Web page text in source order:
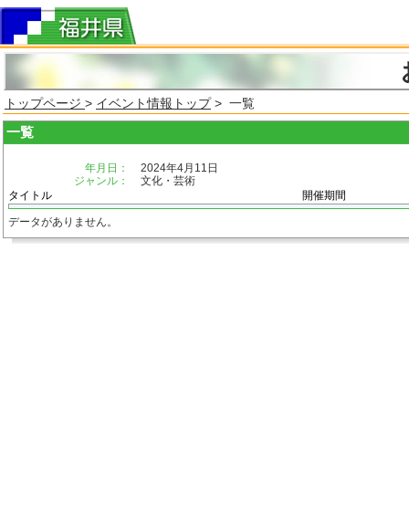
トップページ > イベント情報トップ> 一覧
一覧
年月日：
2024年4月11日
ジャンル：
文化・芸術
タイトル
開催期間
データがありません。